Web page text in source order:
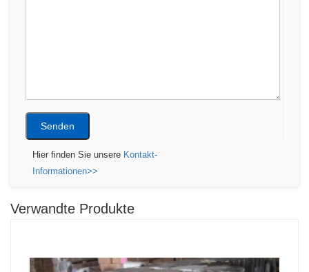
Hier finden Sie unsere Kontakt-
Informationen>>
Verwandte Produkte